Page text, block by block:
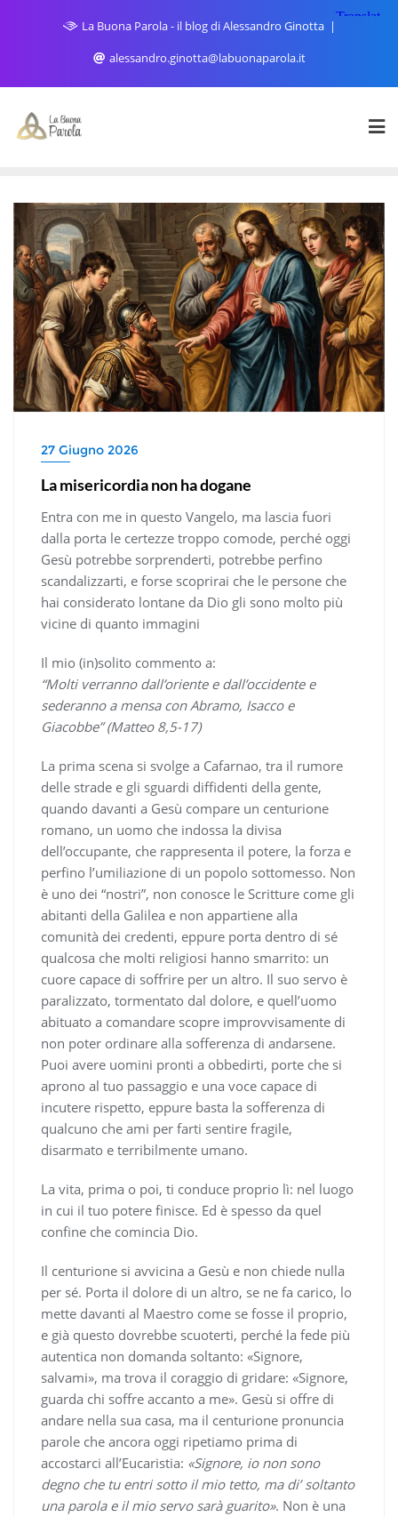
La Buona Parola - il blog di Alessandro Ginotta
alessandro.ginotta@labuonaparola.it
27 Giugno 2026
La misericordia non ha dogane
Entra con me in questo Vangelo, ma lascia fuori
dalla porta le certezze troppo comode, perché oggi
Gesù potrebbe sorprenderti, potrebbe perfino
scandalizzarti, e forse scoprirai che le persone che
hai considerato lontane da Dio gli sono molto più
vicine di quanto immagini
Il mio (in)solito commento a:
“Molti verranno dall’oriente e dall’occidente e
sederanno a mensa con Abramo, Isacco e
Giacobbe” (Matteo 8,5-17)
La prima scena si svolge a Cafarnao, tra il rumore
delle strade e gli sguardi diffidenti della gente,
quando davanti a Gesù compare un centurione
romano, un uomo che indossa la divisa
dell’occupante, che rappresenta il potere, la forza e
perfino l’umiliazione di un popolo sottomesso. Non
è uno dei “nostri”, non conosce le Scritture come gli
abitanti della Galilea e non appartiene alla
comunità dei credenti, eppure porta dentro di sé
qualcosa che molti religiosi hanno smarrito: un
cuore capace di soffrire per un altro. Il suo servo è
paralizzato, tormentato dal dolore, e quell’uomo
abituato a comandare scopre improvvisamente di
non poter ordinare alla sofferenza di andarsene.
Puoi avere uomini pronti a obbedirti, porte che si
aprono al tuo passaggio e una voce capace di
incutere rispetto, eppure basta la sofferenza di
qualcuno che ami per farti sentire fragile,
disarmato e terribilmente umano.
La vita, prima o poi, ti conduce proprio lì: nel luogo
in cui il tuo potere finisce. Ed è spesso da quel
confine che comincia Dio.
Il centurione si avvicina a Gesù e non chiede nulla
per sé. Porta il dolore di un altro, se ne fa carico, lo
mette davanti al Maestro come se fosse il proprio,
e già questo dovrebbe scuoterti, perché la fede più
autentica non domanda soltanto: «Signore,
salvami», ma trova il coraggio di gridare: «Signore,
guarda chi soffre accanto a me». Gesù si offre di
andare nella sua casa, ma il centurione pronuncia
parole che ancora oggi ripetiamo prima di
accostarci all’Eucaristia: «Signore, io non sono
degno che tu entri sotto il mio tetto, ma di’ soltanto
una parola e il mio servo sarà guarito». Non è una